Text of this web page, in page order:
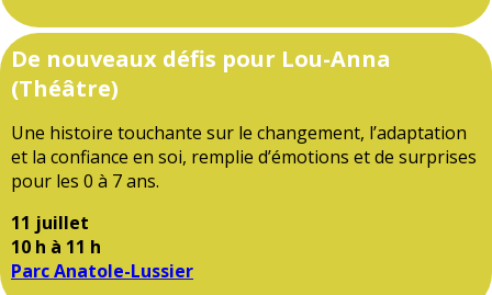
De nouveaux défis pour Lou-Anna
(Théâtre)
Une histoire touchante sur le changement, l’adaptation
et la confiance en soi, remplie d’émotions et de surprises
pour les 0 à 7 ans.
11 juillet
10 h à 11 h
Parc Anatole-Lussier